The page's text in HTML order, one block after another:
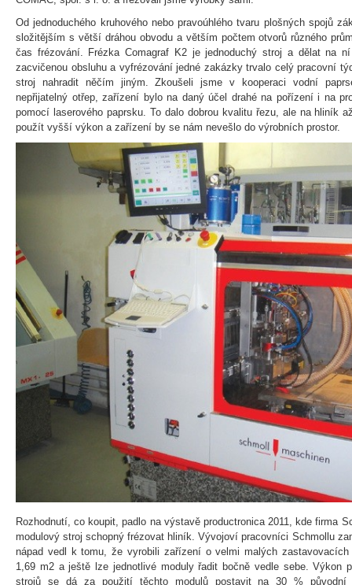
Od jednoduchého kruhového nebo pravoúhlého tvaru plošných spojů
složitějším s větší dráhou obvodu a větším počtem otvorů různého
čas frézování. Frézka Comagraf K2 je jednoduchý stroj a dělat na
zacvičenou obsluhu a vyfrézování jedné zakázky trvalo celý pracovní
stroj nahradit něčím jiným. Zkoušeli jsme v kooperaci vodní
nepřijatelný otřep, zařízení bylo na daný účel drahé na pořízení i na
pomocí laserového paprsku. To dalo dobrou kvalitu řezu, ale na hliník
použít vyšší výkon a zařízení by se nám nevešlo do výrobních prostor.
Rozhodnutí, co koupit, padlo na výstavě productronica 2011, kde firma
modulový stroj schopný frézovat hliník. Vývojoví pracovníci Schmollu
nápad vedl k tomu, že vyrobili zařízení o velmi malých zastavovacích
1,69 m2 a ještě lze jednotlivé moduly řadit bočně vedle sebe. Výkon
strojů se dá za použití těchto modulů postavit na 30 % původní